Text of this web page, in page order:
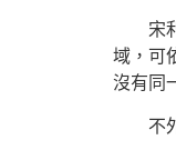
宋
域，可
沒有同
不